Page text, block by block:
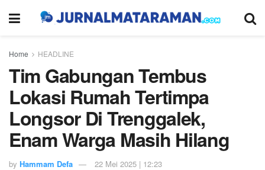
Home HEADLINE
Tim Gabungan Tembus
Lokasi Rumah Tertimpa
Longsor Di Trenggalek,
Enam Warga Masih Hilang
by Hammam Defa
22 Mei 2025 | 12:23